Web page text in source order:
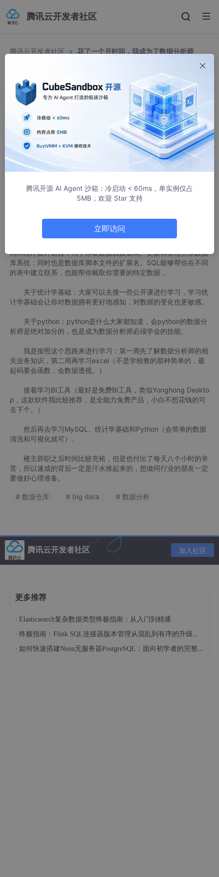
腾讯云开发者社区
腾讯云开发者社区 花了一个月时间，我成为了数据分析师
花了一个月时间，我成为了数据分析师
永洪数据分析社区
2752人浏览 · 2021-12-01 17:05:22
庆祝一下今天拿到offer，给各位分享一下我转行成数据分析师的
经历吧。
数据分析师其实在工作方向上还分为偏向业务和偏向数据挖掘
的，但是无论是想在日后的工作岗位上担任哪种数据分析师，都需
要学会SQL数据库 、统计学基础、和python。
楼主是从工科转行来的，想做的是偏向于数据挖掘的数据分析
固的基础，在算法代码能力上一定要优秀。
询和程序设计语言，用于存取数据以及查询、更新和管理关系数据
库系统；同时也是数据库脚本文件的扩展名。SQL能够帮你在不同
的表中建立联系，也能帮你截取你需要的特定数据，
关于统计学基础：大家可以去搜一些公开课进行学习，学习统
计学基础会让你对数据拥有更好地感知，对数据的变化也更敏感。
关于python：python是什么大家都知道，会python的数据分
析师是绝对加分的，也是成为数据分析师必须学会的技能。
我是按照这个思路来进行学习：第一周先了解数据分析师的相
关业务知识，第二周再学习excel（不是学校教的那种简单的，最
起码要会函数，会数据透视。）
接着学习BI工具（最好是免费BI工具，类似Yonghong Deskto
p，这款软件我比较推荐，是全能力免费产品，小白不想花钱的可
去下个。）
然后再去学习MySQL、统计学基础和Python（会简单的数据
清洗和可视化就可）。
楼主辞职之后时间比较充裕，但是也付出了每天八个小时的辛
苦，所以速成的背后一定是汗水推起来的，想做同行业的朋友一定
要做好心理准备。
# 数据仓库 # big data # 数据分析
腾讯云开发者社区 加入社区
更多推荐
· Elasticsearch复杂数据类型终极指南：从入门到精通
· 终极指南：Flink SQL连接器版本管理从混乱到有序的升级之路
· 如何快速搭建Neon无服务器PostgreSQL：面向初学者的完整指南
腾讯开源 AI Agent 沙箱：冷启动 < 60ms，单实例仅占
5MB，欢迎 Star 支持
立即访问